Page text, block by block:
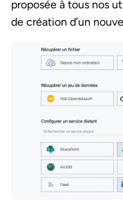
proposée à tous nos
de création d’un